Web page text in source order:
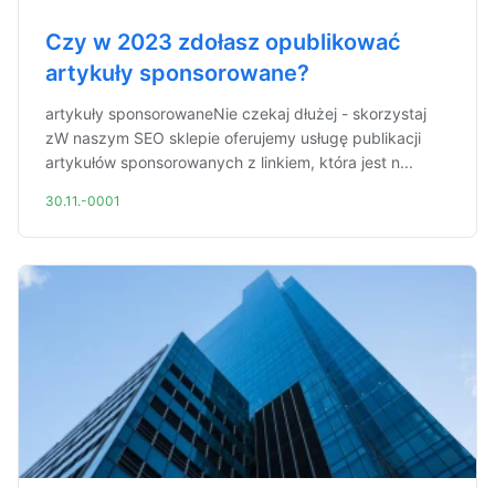
Czy w 2023 zdołasz opublikować
artykuły sponsorowane?
artykuły sponsorowaneNie czekaj dłużej - skorzystaj
zW naszym SEO sklepie oferujemy usługę publikacji
artykułów sponsorowanych z linkiem, która jest n...
30.11.-0001